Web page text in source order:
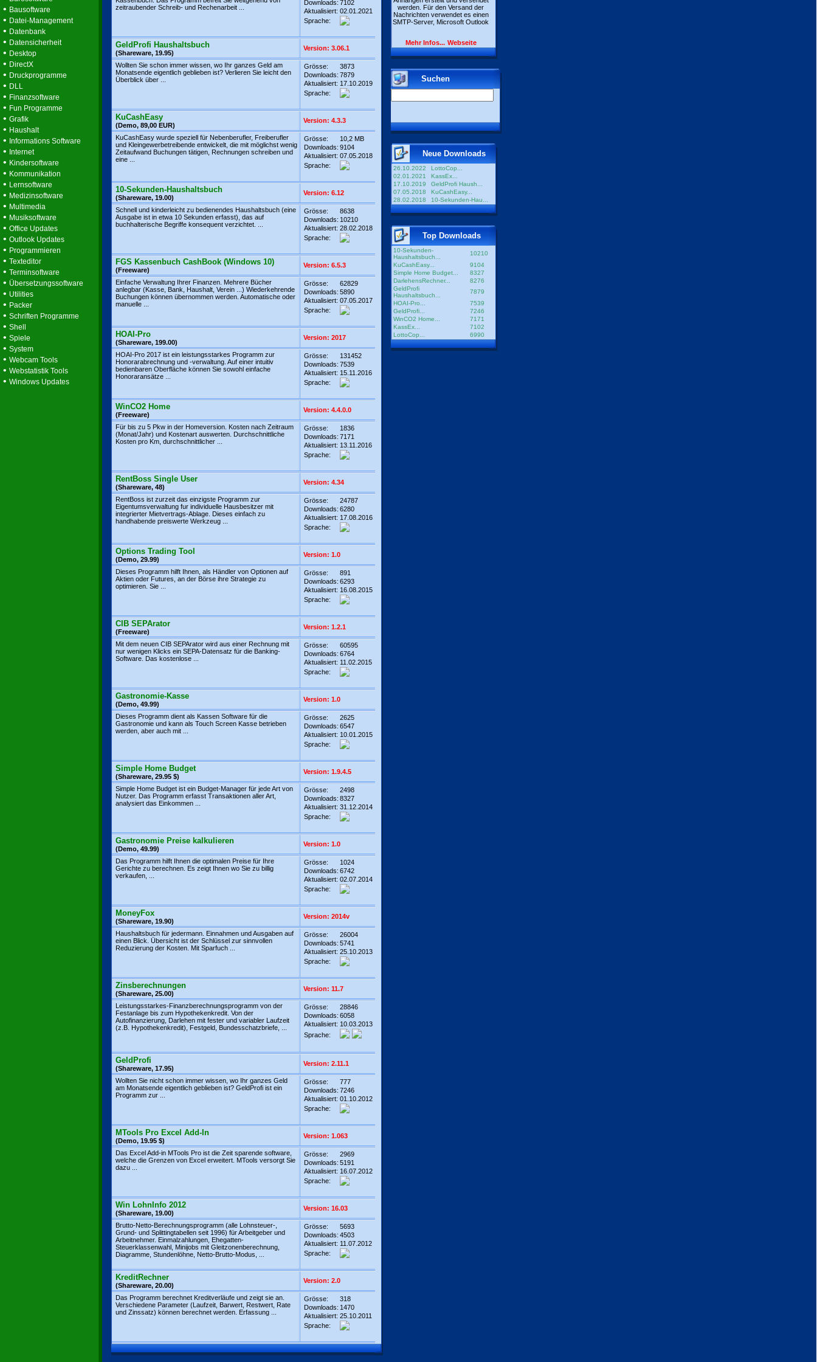
• Bausoftware
• Datei-Management
• Datenbank
• Datensicherheit
• Desktop
• DirectX
• Druckprogramme
• DLL
• Finanzsoftware
• Fun Programme
• Grafik
• Haushalt
• Informations Software
• Internet
• Kindersoftware
• Kommunikation
• Lernsoftware
• Medizinsoftware
• Multimedia
• Musiksoftware
• Office Updates
• Outlook Updates
• Programmieren
• Texteditor
• Terminsoftware
• Übersetzungssoftware
• Utilities
• Packer
• Schriften Programme
• Shell
• Spiele
• System
• Webcam Tools
• Webstatistik Tools
• Windows Updates
zeitraubender Schreib- und Rechenarbeit ...
Downloads: 7102
Aktualisiert: 02.01.2021
Sprache:
GeldProfi Haushaltsbuch
(Shareware, 19.95)
Version: 3.06.1
Wollten Sie schon immer wissen, wo Ihr ganzes Geld am
Monatsende eigentlich geblieben ist? Verlieren Sie leicht den
Überblick über ...
Grösse:
3873
Downloads: 7879
Aktualisiert: 17.10.2019
Sprache:
KuCashEasy
(Demo, 89,00 EUR)
Version: 4.3.3
KuCashEasy wurde speziell für Nebenberufler, Freiberufler
und Kleingewerbetreibende entwickelt, die mit möglichst wenig
Zeitaufwand Buchungen tätigen, Rechnungen schreiben und
eine ...
Grösse:
10,2 MB
Downloads: 9104
Aktualisiert: 07.05.2018
Sprache:
10-Sekunden-Haushaltsbuch
(Shareware, 19.00)
Version: 6.12
Schnell und kinderleicht zu bedienendes Haushaltsbuch (eine
Ausgabe ist in etwa 10 Sekunden erfasst), das auf
buchhalterische Begriffe konsequent verzichtet. ...
Grösse:
8638
Downloads: 10210
Aktualisiert: 28.02.2018
Sprache:
FGS Kassenbuch CashBook (Windows 10)
(Freeware)
Version: 6.5.3
Einfache Verwaltung Ihrer Finanzen. Mehrere Bücher
anlegbar (Kasse, Bank, Haushalt, Verein ...) Wiederkehrende
Buchungen können übernommen werden. Automatische oder
manuelle ...
Grösse:
62829
Downloads: 5890
Aktualisiert: 07.05.2017
Sprache:
HOAI-Pro
(Shareware, 199.00)
Version: 2017
HOAI-Pro 2017 ist ein leistungsstarkes Programm zur
Honorarabrechnung und -verwaltung. Auf einer intuitiv
bedienbaren Oberfläche können Sie sowohl einfache
Honoraransätze ...
Grösse:
131452
Downloads: 7539
Aktualisiert: 15.11.2016
Sprache:
WinCO2 Home
(Freeware)
Version: 4.4.0.0
Für bis zu 5 Pkw in der Homeversion. Kosten nach Zeitraum
(Monat/Jahr) und Kostenart auswerten. Durchschnittliche
Kosten pro Km, durchschnittlicher ...
Grösse:
1836
Downloads: 7171
Aktualisiert: 13.11.2016
Sprache:
RentBoss Single User
(Shareware, 48)
Version: 4.34
RentBoss ist zurzeit das einzigste Programm zur
Eigentumsverwaltung fur individuelle Hausbesitzer mit
integrierter Mietvertrags-Ablage. Dieses einfach zu
handhabende preiswerte Werkzeug ...
Grösse:
24787
Downloads: 6280
Aktualisiert: 17.08.2016
Sprache:
Options Trading Tool
(Demo, 29.99)
Version: 1.0
Dieses Programm hilft Ihnen, als Händler von Optionen auf
Aktien oder Futures, an der Börse ihre Strategie zu
optimieren. Sie ...
Grösse:
891
Downloads: 6293
Aktualisiert: 16.08.2015
Sprache:
CIB SEPArator
(Freeware)
Version: 1.2.1
Mit dem neuen CIB SEPArator wird aus einer Rechnung mit
nur wenigen Klicks ein SEPA-Datensatz für die Banking-
Software. Das kostenlose ...
Grösse:
60595
Downloads: 6764
Aktualisiert: 11.02.2015
Sprache:
Gastronomie-Kasse
(Demo, 49.99)
Version: 1.0
Dieses Programm dient als Kassen Software für die
Gastronomie und kann als Touch Screen Kasse betrieben
werden, aber auch mit ...
Grösse:
2625
Downloads: 6547
Aktualisiert: 10.01.2015
Sprache:
Simple Home Budget
(Shareware, 29.95 $)
Version: 1.9.4.5
Simple Home Budget ist ein Budget-Manager für jede Art von
Nutzer. Das Programm erfasst Transaktionen aller Art,
analysiert das Einkommen ...
Grösse:
2498
Downloads: 8327
Aktualisiert: 31.12.2014
Sprache:
Gastronomie Preise kalkulieren
(Demo, 49.99)
Version: 1.0
Das Programm hilft Ihnen die optimalen Preise für Ihre
Gerichte zu berechnen. Es zeigt Ihnen wo Sie zu billig
verkaufen, ...
Grösse:
1024
Downloads: 6742
Aktualisiert: 02.07.2014
Sprache:
MoneyFox
(Shareware, 19.90)
Version: 2014v
Haushaltsbuch für jedermann. Einnahmen und Ausgaben auf
einen Blick. Übersicht ist der Schlüssel zur sinnvollen
Reduzierung der Kosten. Mit Sparfuch ...
Grösse:
26004
Downloads: 5741
Aktualisiert: 25.10.2013
Sprache:
Zinsberechnungen
(Shareware, 25.00)
Version: 11.7
Leistungsstarkes-Finanzberechnungsprogramm von der
Festanlage bis zum Hypothekenkredit. Von der
Autofinanzierung, Darlehen mit fester und variabler Laufzeit
(z.B. Hypothekenkredit), Festgeld, Bundesschatzbriefe, ...
Grösse:
28846
Downloads: 6058
Aktualisiert: 10.03.2013
Sprache:
GeldProfi
(Shareware, 17.95)
Version: 2.11.1
Wollten Sie nicht schon immer wissen, wo Ihr ganzes Geld
am Monatsende eigentlich geblieben ist? GeldProfi ist ein
Programm zur ...
Grösse:
777
Downloads: 7246
Aktualisiert: 01.10.2012
Sprache:
MTools Pro Excel Add-In
(Demo, 19.95 $)
Version: 1.063
Das Excel Add-in MTools Pro ist die Zeit sparende software,
welche die Grenzen von Excel erweitert. MTools versorgt Sie
dazu ...
Grösse:
2969
Downloads: 5191
Aktualisiert: 16.07.2012
Sprache:
Win LohnInfo 2012
(Shareware, 19.00)
Version: 16.03
Brutto-Netto-Berechnungsprogramm (alle Lohnsteuer-,
Grund- und Splittingtabellen seit 1996) für Arbeitgeber und
Arbeitnehmer. Einmalzahlungen, Ehegatten-
Steuerklassenwahl, Minijobs mit Gleitzonenberechnung,
Diagramme, Stundenlöhne, Netto-Brutto-Modus, ...
Grösse:
5693
Downloads: 4503
Aktualisiert: 11.07.2012
Sprache:
KreditRechner
(Shareware, 20.00)
Version: 2.0
Das Programm berechnet Kreditverläufe und zeigt sie an.
Verschiedene Parameter (Laufzeit, Barwert, Restwert, Rate
und Zinssatz) können berechnet werden. Erfassung ...
Grösse:
318
Downloads: 1470
Aktualisiert: 25.10.2011
Sprache:
werden. Für den Versand der
Nachrichten verwendet es einen
SMTP-Server, Microsoft Outlook
Mehr Infos... Webseite
Suchen
Neue Downloads
26.10.2022
LottoCop...
02.01.2021
KassEx...
17.10.2019
GeldProfi Haush...
07.05.2018
KuCashEasy...
28.02.2018
10-Sekunden-Hau...
Top Downloads
10-Sekunden-
Haushaltsbuch...
10210
KuCashEasy...
9104
Simple Home Budget...
8327
DarlehensRechner...
8276
GeldProfi
Haushaltsbuch...
7879
HOAI-Pro...
7539
GeldProfi...
7246
WinCO2 Home...
7171
KassEx...
7102
LottoCop...
6990